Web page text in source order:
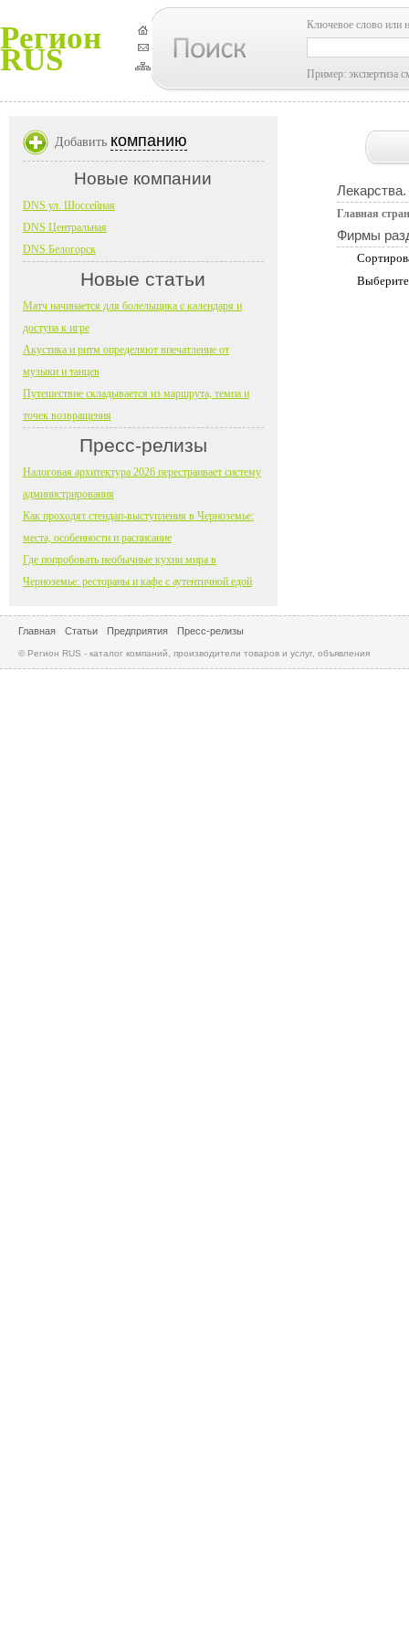
Регион
RUS
Ключевое слово или
Пример: экспертиза
Главная
Фирмы
Добавить компанию
Новые компании
DNS ул. Шоссейная
DNS Центральная
DNS Белогорск
Новые статьи
Матч начинается для болельщика с календаря и
доступа к игре
Акустика и ритм определяют впечатление от
музыки и танцев
Путешествие складывается из маршрута, темпа и
точек возвращения
Пресс-релизы
Налоговая архитектура 2026 перестраивает систему
администрирования
Как проходят стендап-выступления в Черноземье:
места, особенности и расписание
Где попробовать необычные кухни мира в
Черноземье: рестораны и кафе с аутентичной едой
Главная Статьи Предприятия Пресс-релизы
© Регион RUS - каталог компаний, производители товаров и услуг, объявления